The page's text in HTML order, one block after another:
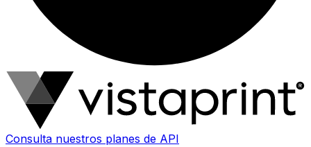
Consulta nuestros planes de API